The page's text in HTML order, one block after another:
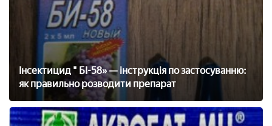
Інсектицид " БІ-58» — інструкція по застосуванню:
як правильно розводити препарат